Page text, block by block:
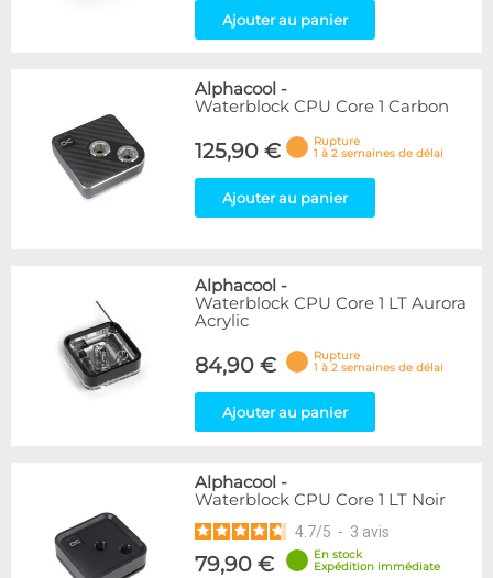
Ajouter au panier
Alphacool -
Waterblock CPU Core 1 Carbon
125,90 €
Rupture
1 à 2 semaines de délai
Ajouter au panier
Alphacool -
Waterblock CPU Core 1 LT Aurora
Acrylic
84,90 €
Rupture
1 à 2 semaines de délai
Ajouter au panier
Alphacool -
Waterblock CPU Core 1 LT Noir
4.7/5 - 3 avis
79,90 €
En stock
Expédition immédiate